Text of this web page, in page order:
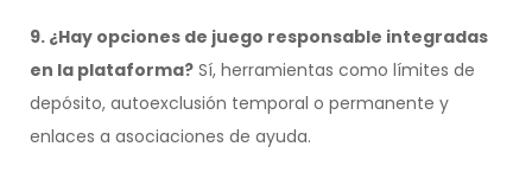
9. ¿Hay opciones de juego responsable integradas
en la plataforma? Sí, herramientas como límites de
depósito, autoexclusión temporal o permanente y
enlaces a asociaciones de ayuda.